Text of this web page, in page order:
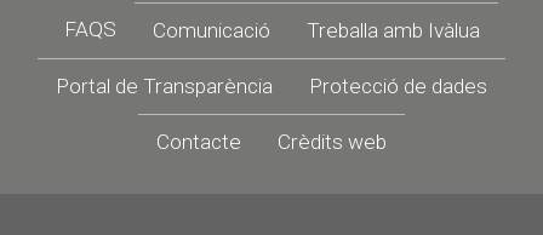
Footer
FAQS Comunicació Treballa amb Ivàlua
Portal de Transparència Protecció de dades
Contacte Crèdits web